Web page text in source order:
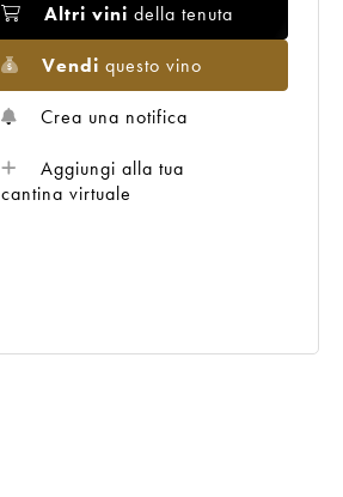
Altri vini della tenuta
Vendi questo vino
Crea una notifica
Aggiungi alla tua
cantina virtuale